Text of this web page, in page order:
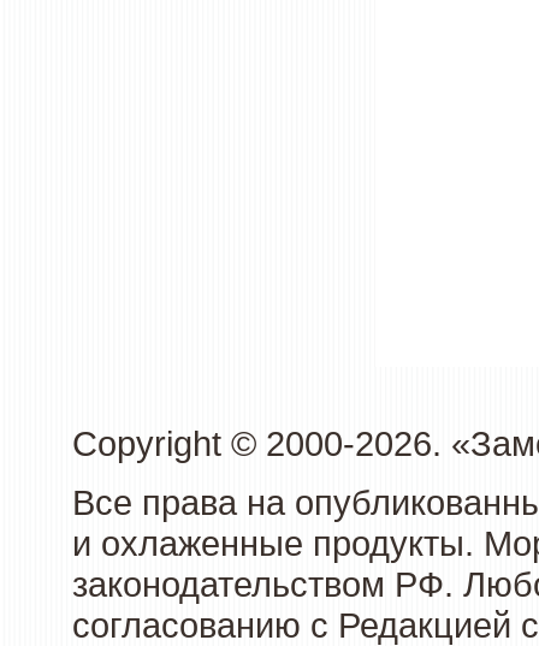
Copyright © 2000-2026.
Все права на
и охлаженные продукты.
законодательством РФ.
согласованию с Редакцией